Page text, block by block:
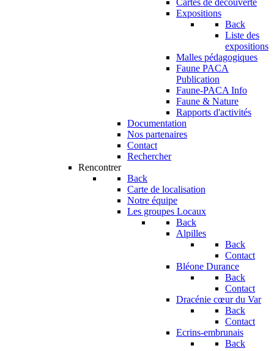
Cartes de découverte
Expositions
Back
Liste des
expositions
Malles pédagogiques
Faune PACA
Publication
Faune-PACA Info
Faune & Nature
Rapports d'activités
Documentation
Nos partenaires
Contact
Rechercher
Rencontrer
Back
Carte de localisation
Notre équipe
Les groupes Locaux
Back
Alpilles
Back
Contact
Bléone Durance
Back
Contact
Dracénie cœur du Var
Back
Contact
Ecrins-embrunais
Back